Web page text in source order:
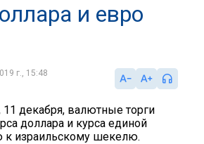
и евро
г., 15:48
11 декабря, валютные торги
доллара и курса единой
израильскому шекелю.